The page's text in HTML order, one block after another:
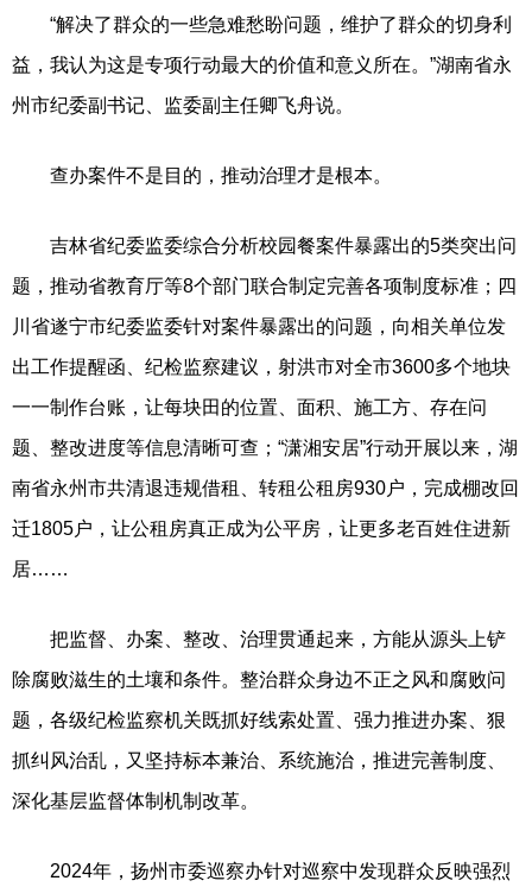
“解决了群众的一些急难愁盼问题，维护了群众的切身利
益，我认为这是专项行动最大的价值和意义所在。”湖南省永
州市纪委副书记、监委副主任卿飞舟说。
查办案件不是目的，推动治理才是根本。
吉林省纪委监委综合分析校园餐案件暴露出的5类突出问
题，推动省教育厅等8个部门联合制定完善各项制度标准；四
川省遂宁市纪委监委针对案件暴露出的问题，向相关单位发
出工作提醒函、纪检监察建议，射洪市对全市3600多个地块
一一制作台账，让每块田的位置、面积、施工方、存在问
题、整改进度等信息清晰可查；“潇湘安居”行动开展以来，湖
南省永州市共清退违规借租、转租公租房930户，完成棚改回
迁1805户，让公租房真正成为公平房，让更多老百姓住进新
居……
把监督、办案、整改、治理贯通起来，方能从源头上铲
除腐败滋生的土壤和条件。整治群众身边不正之风和腐败问
题，各级纪检监察机关既抓好线索处置、强力推进办案、狠
抓纠风治乱，又坚持标本兼治、系统施治，推进完善制度、
深化基层监督体制机制改革。
2024年，扬州市委巡察办针对巡察中发现群众反映强烈